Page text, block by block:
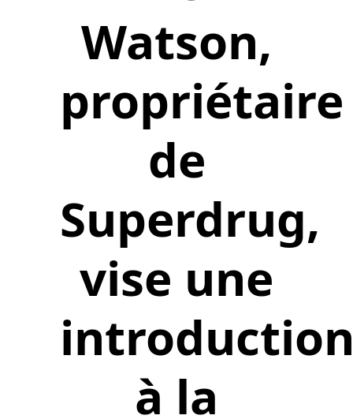
Watson,
propriétaire
de
Superdrug,
vise une
à la